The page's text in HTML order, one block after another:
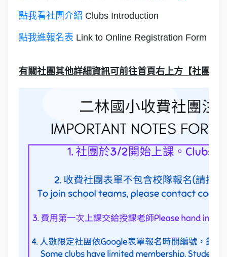
點我看社團介紹 Clubs Introduction
點我進報名表 Link to Online Registration Form
有關社團其他詳細資訊可前往首頁右上方【社團資